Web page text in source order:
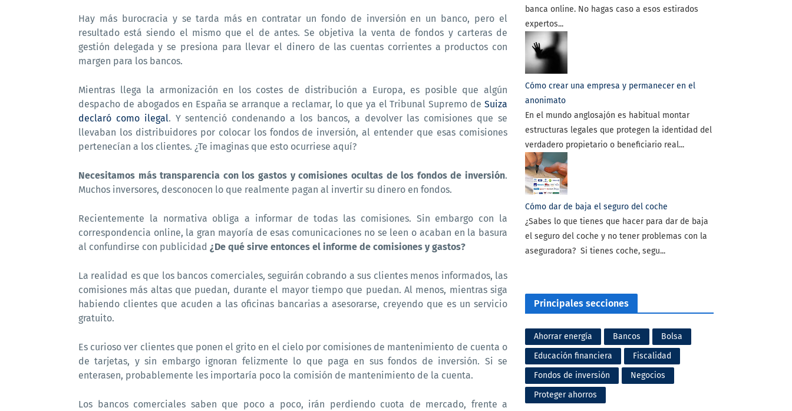
Hay más burocracia y se tarda más en contratar un fondo de inversión en un banco, pero el
resultado está siendo el mismo que el de antes. Se objetiva la venta de fondos y carteras de
gestión delegada y se presiona para llevar el dinero de las cuentas corrientes a productos con
margen para los bancos.
Mientras llega la armonización en los costes de distribución a Europa, es posible que algún
despacho de abogados en España se arranque a reclamar, lo que ya el Tribunal Supremo de Suiza
declaró como ilegal. Y sentenció condenando a los bancos, a devolver las comisiones que se
llevaban los distribuidores por colocar los fondos de inversión, al entender que esas comisiones
pertenecían a los clientes. ¿Te imaginas que esto ocurriese aquí?
Necesitamos más transparencia con los gastos y comisiones ocultas de los fondos de inversión.
Muchos inversores, desconocen lo que realmente pagan al invertir su dinero en fondos.
Recientemente la normativa obliga a informar de todas las comisiones. Sin embargo con la
correspondencia online, la gran mayoría de esas comunicaciones no se leen o acaban en la basura
al confundirse con publicidad ¿De qué sirve entonces el informe de comisiones y gastos?
La realidad es que los bancos comerciales, seguirán cobrando a sus clientes menos informados, las
comisiones más altas que puedan, durante el mayor tiempo que puedan. Al menos, mientras siga
habiendo clientes que acuden a las oficinas bancarias a asesorarse, creyendo que es un servicio
gratuito.
Es curioso ver clientes que ponen el grito en el cielo por comisiones de mantenimiento de cuenta o
de tarjetas, y sin embargo ignoran felizmente lo que paga en sus fondos de inversión. Si se
enterasen, probablemente les importaría poco la comisión de mantenimiento de la cuenta.
Los bancos comerciales saben que poco a poco, irán perdiendo cuota de mercado, frente a
banca online. No hagas caso a esos estirados
expertos...
Cómo crear una empresa y permanecer en el
anonimato
En el mundo anglosajón es habitual montar
estructuras legales que protegen la identidad del
verdadero propietario o beneficiario real...
Cómo dar de baja el seguro del coche
¿Sabes lo que tienes que hacer para dar de baja
el seguro del coche y no tener problemas con la
aseguradora? Si tienes coche, segu...
Principales secciones
Ahorrar energía Bancos
Bolsa
Educación financiera
Fiscalidad
Fondos de inversión
Negocios
Proteger ahorros